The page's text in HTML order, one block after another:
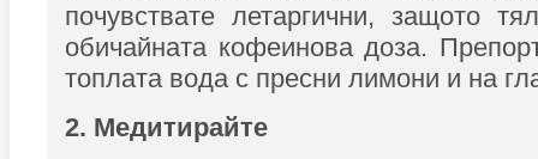
почувствате летаргични, защото
обичайната кофеинова доза.
топлата вода с пресни лимони и на
2. Медитирайте